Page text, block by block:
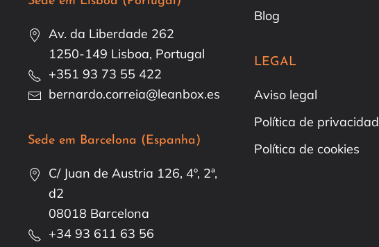
Av. da Liberdade 262
1250-149 Lisboa, Portugal
+351 93 73 55 422
bernardo.correia@leanbox.es
Sede em Barcelona (Espanha)
C/ Juan de Austria 126, 4º, 2ª,
d2
08018 Barcelona
+34 93 611 63 56
Blog
LEGAL
Aviso legal
Política de
Política de cookies